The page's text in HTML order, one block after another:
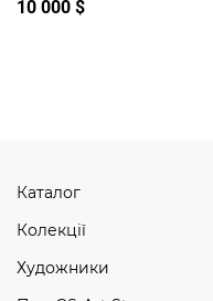
10 000 $
Каталог
Колекції
Художники